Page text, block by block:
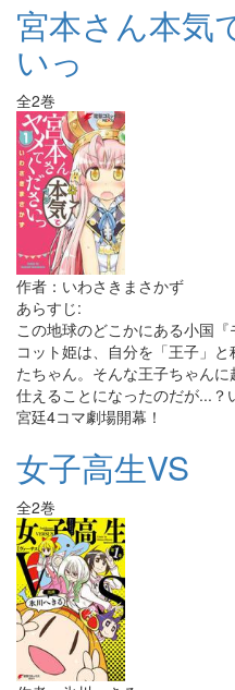
宮本さん本気
いっ
全2巻
作者：いわさきまさかず
あらすじ:
この地球のどこかにある小国
コット姫は、自分を「王子」
たちゃん。そんな王子ちゃん
仕えることになったのだが...？
宮廷4コマ劇場開幕！
女子高生VS
全2巻